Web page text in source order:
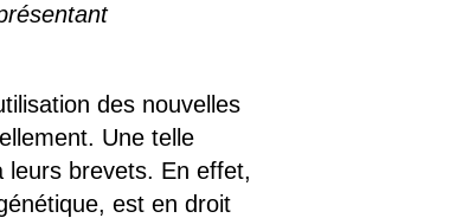
des nouvelles
Une telle
leurs brevets. En effet,
est en droit